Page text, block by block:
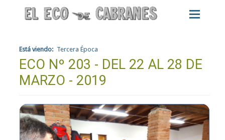
Está viendo: Tercera Época
ECO Nº 203 - DEL 22 AL 28 DE
MARZO - 2019